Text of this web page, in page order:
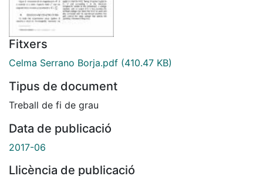
Fitxers
Celma Serrano Borja.pdf (410.47 KB)
Tipus de document
Treball de fi de grau
Data de publicació
2017-06
Llicència de publicació